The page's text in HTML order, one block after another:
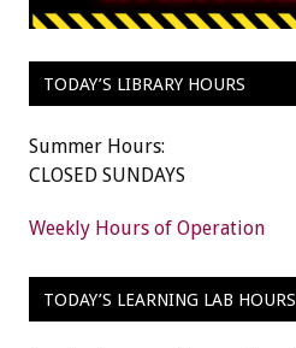
TODAY’S LIBRARY HOURS
Summer Hours:
CLOSED SUNDAYS
Weekly Hours of Operation
TODAY’S LEARNING LAB HOURS